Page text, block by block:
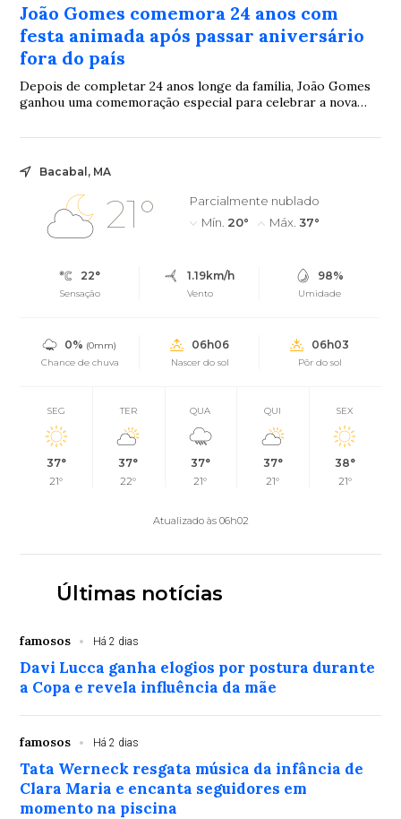
João Gomes comemora 24 anos com
festa animada após passar aniversário
fora do país
Depois de completar 24 anos longe da família, João Gomes
ganhou uma comemoração especial para celebrar a nova
que o encontro foi marcado por atividades ao ar livre,
Bacabal, MA
21°
Parcialmente nublado
Mín. 20° Máx. 37°
22°
Sensação
1.19km/h
Vento
98%
Umidade
0% (0mm)
Chance de chuva
06h06
Nascer do sol
06h03
Pôr do sol
SEG
37°
21°
TER
37°
22°
QUA
37°
21°
QUI
37°
21°
SEX
38°
21°
Atualizado às 06h02
Últimas notícias
famosos Há 2 dias
Davi Lucca ganha elogios por postura durante
a Copa e revela influência da mãe
famosos Há 2 dias
Tata Werneck resgata música da infância de
Clara Maria e encanta seguidores em
momento na piscina